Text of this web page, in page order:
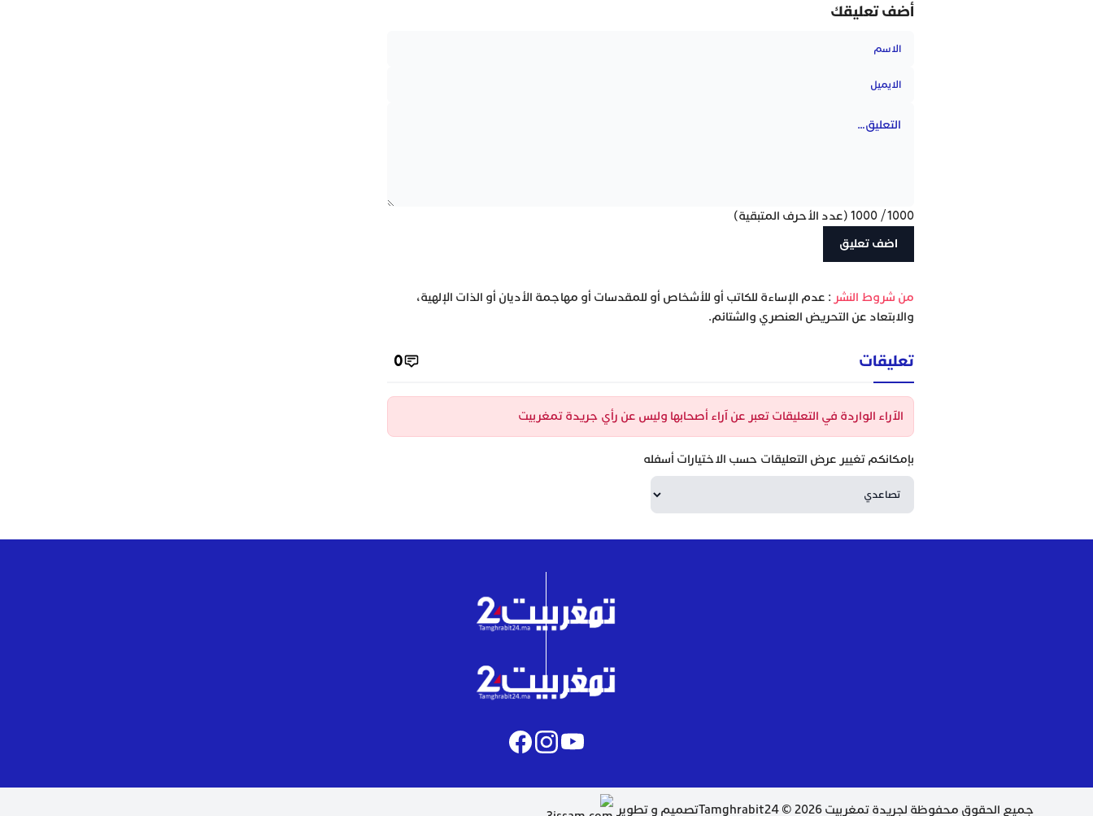
أضف تعليقك
1000
/
1000 (عدد الأحرف المتبقية)
‫من شروط النشر : عدم الإساءة للكاتب أو للأشخاص أو للمقدسات أو مهاجمة الأديان أو الذات الإلهية،
والابتعاد عن التحريض العنصري والشتائم.
تعليقات 0
الآراء الواردة في التعليقات تعبر عن آراء أصحابها وليس عن رأي جريدة تمغربيت
بإمكانكم تغيير عرض التعليقات حسب الاختيارات أسفله
جميع الحقوق محفوظة لجريدة تمغربيت 2026 © Tamghrabit24 تصميم و تطوير